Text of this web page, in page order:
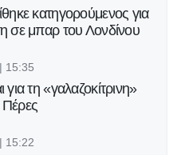
κατηγορούμενος για
σε μπαρ του Λονδίνου
15:35
για τη «γαλαζοκίτρινη»
15:22